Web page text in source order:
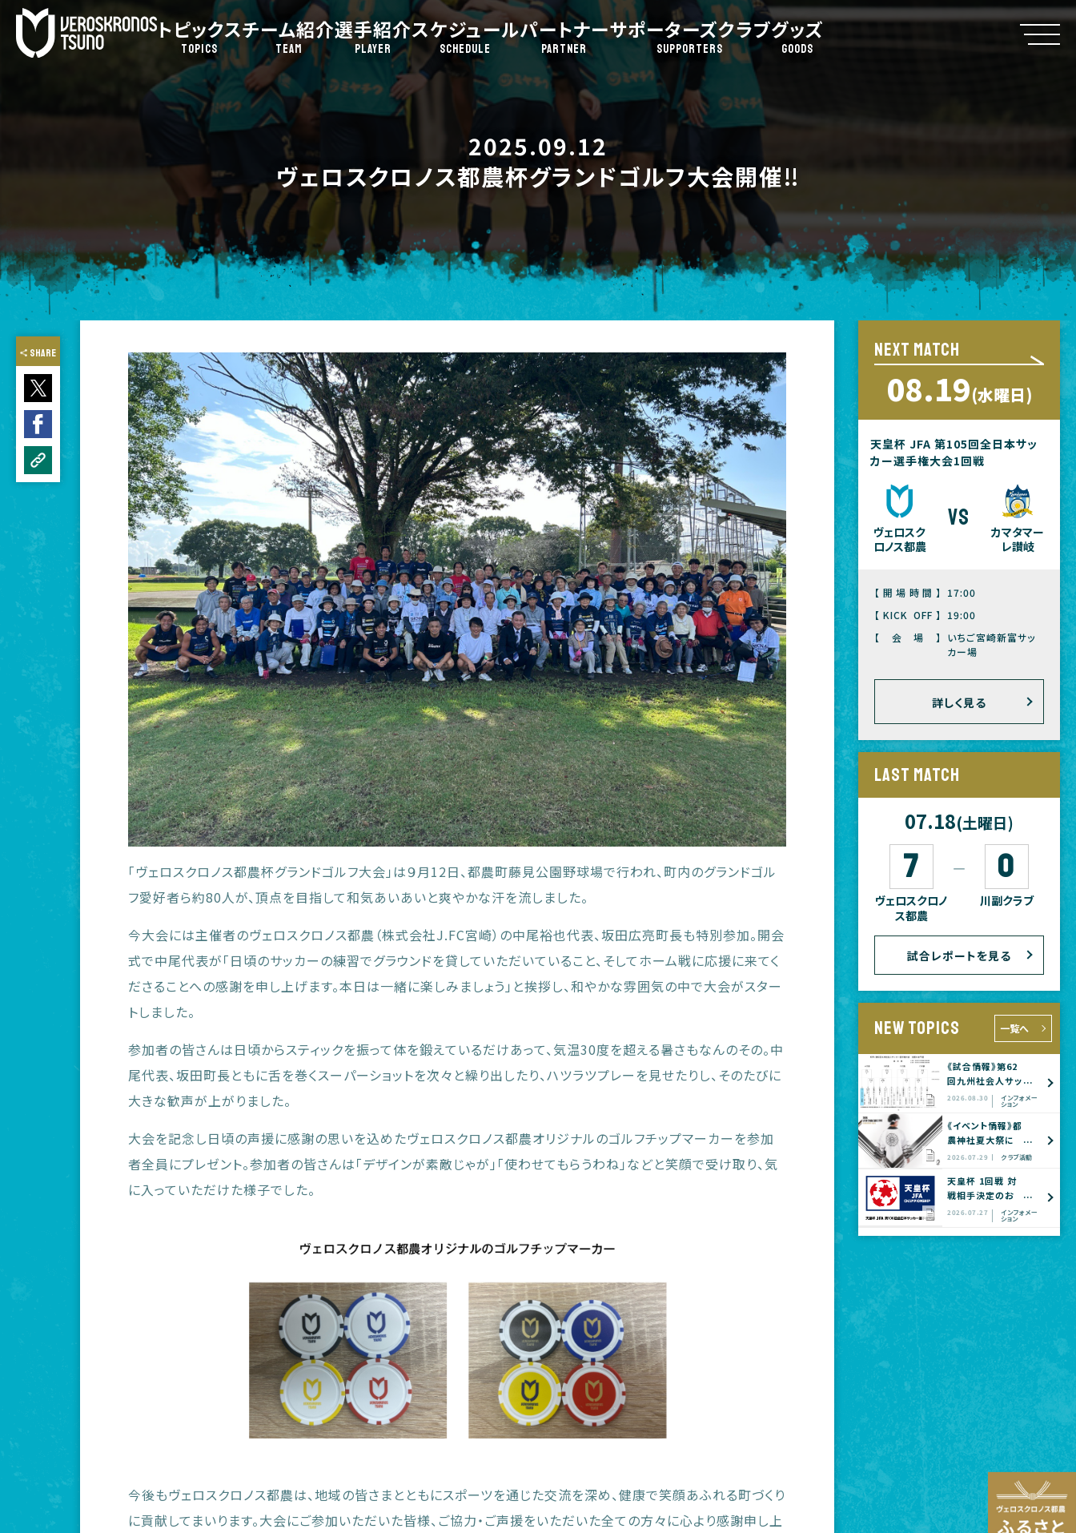
トピックス
TOPICS
チーム紹介
TEAM
選手紹介
PLAYER
スケジュール
SCHEDULE
パートナー
PARTNER
サポーターズクラブ
SUPPORTERS
グッズ
GOODS
2025.09.12
ヴェロスクロノス都農杯グランドゴルフ大会開催‼
SHARE
「ヴェロスクロノス都農杯グランドゴルフ大会」は９月12日、都農町藤見公園野球場で行われ、町内のグランドゴル
フ愛好者ら約80人が、頂点を目指して和気あいあいと爽やかな汗を流しました。
今大会には主催者のヴェロスクロノス都農（株式会社J.FC宮崎）の中尾裕也代表、坂田広亮町長も特別参加。開会
式で中尾代表が「日頃のサッカーの練習でグラウンドを貸していただいていること、そしてホーム戦に応援に来てく
ださることへの感謝を申し上げます。本日は一緒に楽しみましょう」と挨拶し、和やかな雰囲気の中で大会がスター
トしました。
参加者の皆さんは日頃からスティックを振って体を鍛えているだけあって、気温30度を超える暑さもなんのその。中
尾代表、坂田町長ともに舌を巻くスーパーショットを次々と繰り出したり、ハツラツプレーを見せたりし、そのたびに
大きな歓声が上がりました。
大会を記念し日頃の声援に感謝の思いを込めたヴェロスクロノス都農オリジナルのゴルフチップマーカーを参加
者全員にプレゼント。参加者の皆さんは「デザインが素敵じゃが」「使わせてもらうわね」などと笑顔で受け取り、気
に入っていただけた様子でした。
今後もヴェロスクロノス都農は、地域の皆さまとともにスポーツを通じた交流を深め、健康で笑顔あふれる町づくり
に貢献してまいります。大会にご参加いただいた皆様、ご協力・ご声援をいただいた全ての方々に心より感謝申し上
NEXT MATCH
08.19(水曜日)
天皇杯 JFA 第105回全日本サッ
カー選手権大会1回戦
ヴェロスク
ロノス都農
vs
カマタマー
レ讃岐
【開場時間】
17:00
【KICK OFF】
19:00
【会場】
いちご宮崎新富サッ
カー場
詳しく見る
LAST MATCH
07.18(土曜日)
7
ヴェロスクロノ
ス都農
― 0
川副クラブ
試合レポートを見る
NEW TOPICS 一覧へ
《試合情報》第62
回九州社会人サッ
カー選手権大会
全国大会予選
2026.08.30 インフォメー
ション
《イベント情報》都
農神社夏大祭に
てヴェロスクロノ
ズショップ出店の
お知らせ
2026.07.29 クラブ活動
天皇杯 1回戦 対
戦相手決定のお
知らせ
2026.07.27 インフォメー
ション